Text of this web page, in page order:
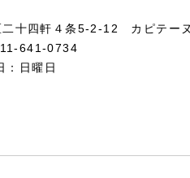
十四軒４条5-2-12 カピテー
641-0734
日曜日